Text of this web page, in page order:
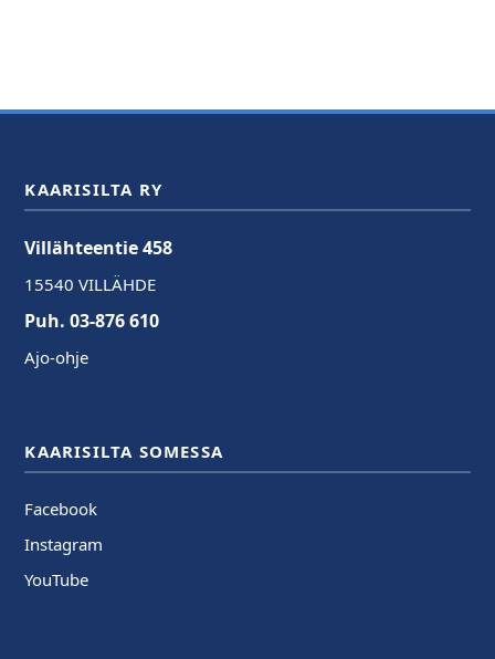
KAARISILTA RY
Villähteentie 458
15540 VILLÄHDE
Puh. 03-876 610
Ajo-ohje
KAARISILTA SOMESSA
Facebook
Instagram
YouTube